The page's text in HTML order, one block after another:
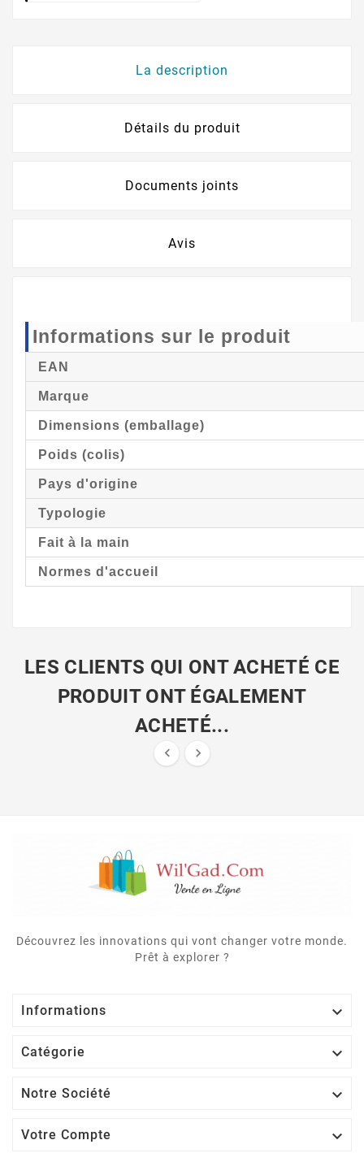
La description
Détails du produit
Documents joints
Avis
Informations sur le produit
EAN
Marque
Dimensions (emballage)
Poids (colis)
Pays d'origine
Typologie
Fait à la main
Normes d'accueil
LES CLIENTS QUI ONT ACHETÉ CE
PRODUIT ONT ÉGALEMENT
ACHETÉ...
 
Découvrez les innovations qui vont changer votre monde.
Prêt à explorer ?
Informations 
Catégorie 
Notre Société 
Votre Compte 